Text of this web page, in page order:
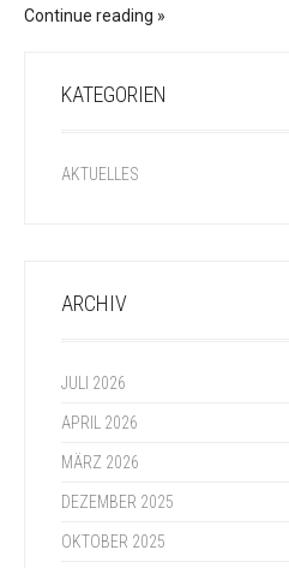
Continue reading
KATEGORIEN
AKTUELLES
ARCHIV
JULI 2026
APRIL 2026
MÄRZ 2026
DEZEMBER 2025
OKTOBER 2025